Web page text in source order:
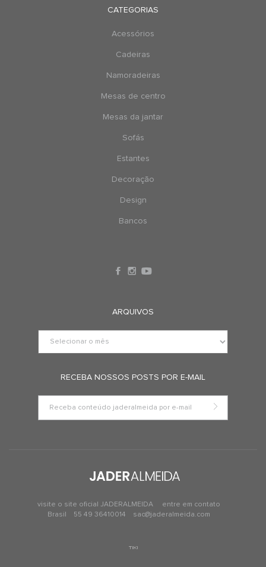
CATEGORIAS
Acessórios
Cadeiras
Namoradeiras
Mesas de centro
Mesas da jantar
Sofás
Estantes
Decoração
Design
Bancos
ARQUIVOS
RECEBA NOSSOS POSTS POR E-MAIL
visite o site oficial JADERALMEIDA
entre em contato
Brasil
55 49 36410014 sac@jaderalmeida.com